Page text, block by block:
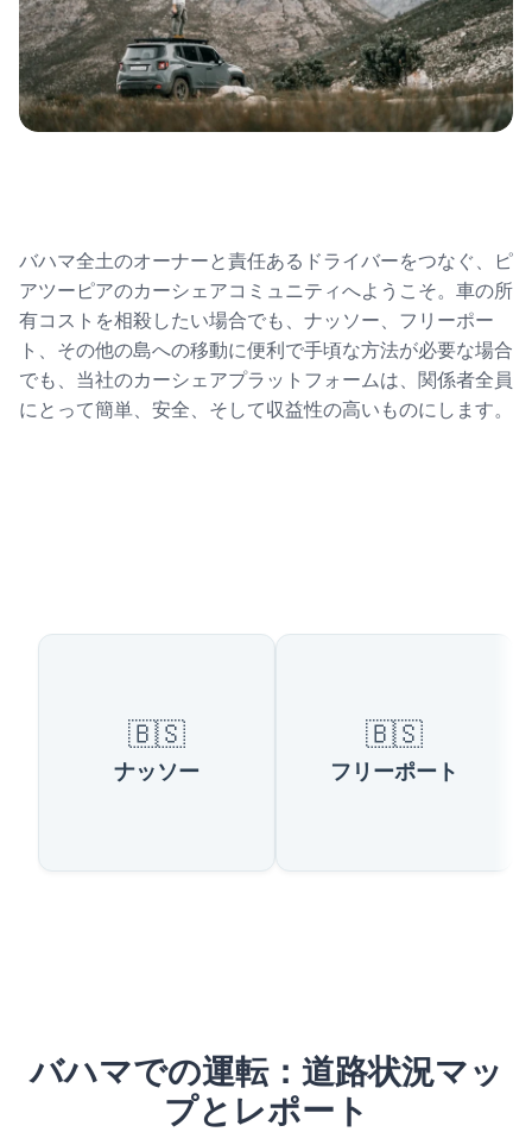
バハマ全土のオーナーと責任あるドライバーをつなぐ、ピ
アツーピアのカーシェアコミュニティへようこそ。車の所
有コストを相殺したい場合でも、ナッソー、フリーポー
ト、その他の島への移動に便利で手頃な方法が必要な場合
でも、当社のカーシェアプラットフォームは、関係者全員
にとって簡単、安全、そして収益性の高いものにします。
利用可能な国
🇧🇸
ナッソー
🇧🇸
フリーポート
バハマでの運転：道路状況マッ
プとレポート